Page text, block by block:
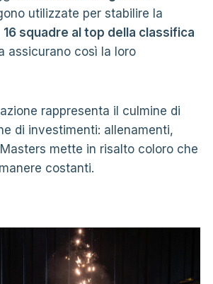
utilizzate per stabilire la
16 squadre al top della classifica
assicurano così la loro
rappresenta il culmine di
di investimenti: allenamenti,
mette in risalto coloro che
costanti.